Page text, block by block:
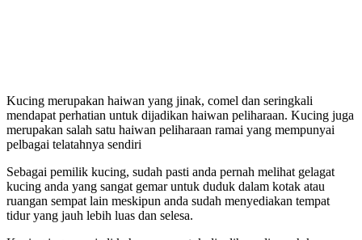
Kucing merupakan haiwan yang jinak, comel dan seringkali
mendapat perhatian untuk dijadikan haiwan peliharaan. Kucing juga
merupakan salah satu haiwan peliharaan ramai yang mempunyai
pelbagai telatahnya sendiri
Sebagai pemilik kucing, sudah pasti anda pernah melihat gelagat
kucing anda yang sangat gemar untuk duduk dalam kotak atau
ruangan sempat lain meskipun anda sudah menyediakan tempat
tidur yang jauh lebih luas dan selesa.